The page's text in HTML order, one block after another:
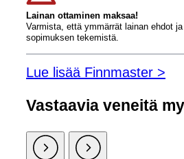
Lainan ottaminen maksaa!
Varmista, että ymmärrät lainan ehdot
sopimuksen tekemistä.
Lue lisää Finnmaster >
Vastaavia veneitä